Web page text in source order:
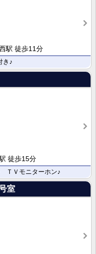
駅 徒歩11分
き♪
徒歩15分
ＴＶモニターホン♪
室